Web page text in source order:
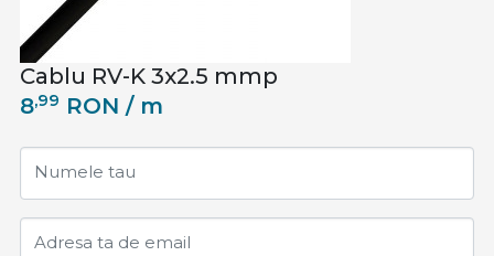
Cablu RV-K 3x2.5 mmp
8,99 RON / m
Numele tau
Adresa ta de email